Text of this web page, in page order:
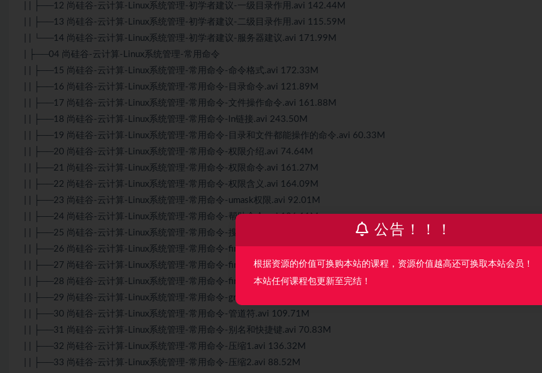
| | ├──12 尚硅谷-云计算-Linux系统管理-初学者建议-一级目录作用.avi 142.44M
| | ├──13 尚硅谷-云计算-Linux系统管理-初学者建议-二级目录作用.avi 115.59M
| | └──14 尚硅谷-云计算-Linux系统管理-初学者建议-服务器建议.avi 171.99M
| ├──04 尚硅谷-云计算-Linux系统管理-常用命令
| | ├──15 尚硅谷-云计算-Linux系统管理-常用命令-命令格式.avi 172.33M
| | ├──16 尚硅谷-云计算-Linux系统管理-常用命令-目录命令.avi 121.89M
| | ├──17 尚硅谷-云计算-Linux系统管理-常用命令-文件操作命令.avi 161.88M
| | ├──18 尚硅谷-云计算-Linux系统管理-常用命令-ln链接.avi 243.50M
| | ├──19 尚硅谷-云计算-Linux系统管理-常用命令-目录和文件都能操作的命令.avi 60.33M
| | ├──20 尚硅谷-云计算-Linux系统管理-常用命令-权限介绍.avi 74.64M
| | ├──21 尚硅谷-云计算-Linux系统管理-常用命令-权限命令.avi 161.27M
| | ├──22 尚硅谷-云计算-Linux系统管理-常用命令-权限含义.avi 164.09M
| | ├──23 尚硅谷-云计算-Linux系统管理-常用命令-umask权限.avi 92.01M
| | ├──24 尚硅谷-云计算-Linux系统管理-常用命令-帮助命令.avi 106.11M
| | ├──25 尚硅谷-云计算-Linux系统管理-常用命令-搜索命令.avi 91.16M
| | ├──26 尚硅谷-云计算-Linux系统管理-常用命令-find命令1.avi 97.27M
| | ├──27 尚硅谷-云计算-Linux系统管理-常用命令-find命令2.avi 55.98M
| | ├──28 尚硅谷-云计算-Linux系统管理-常用命令-find命令3.avi 99.60M
| | ├──29 尚硅谷-云计算-Linux系统管理-常用命令-grep命令和通配符.avi 168.41M
| | ├──30 尚硅谷-云计算-Linux系统管理-常用命令-管道符.avi 109.71M
| | ├──31 尚硅谷-云计算-Linux系统管理-常用命令-别名和快捷键.avi 70.83M
| | ├──32 尚硅谷-云计算-Linux系统管理-常用命令-压缩1.avi 136.32M
| | ├──33 尚硅谷-云计算-Linux系统管理-常用命令-压缩2.avi 88.52M
公告！！！
根据资源的价值可换购本站的课程，资源价值越高还可换取本站会员！
本站任何课程包更新至完结！